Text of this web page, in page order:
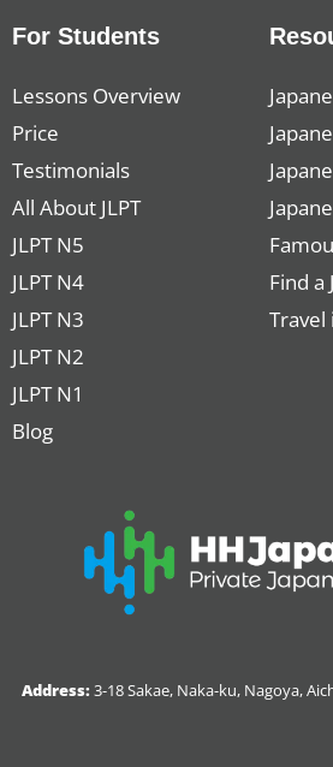
For Students
Lessons Overview
Price
Testimonials
All About JLPT
JLPT N5
JLPT N4
JLPT N3
JLPT N2
JLPT N1
Blog
Find a
Travel
Address:3-18 Sakae, Naka-ku, Nagoya,